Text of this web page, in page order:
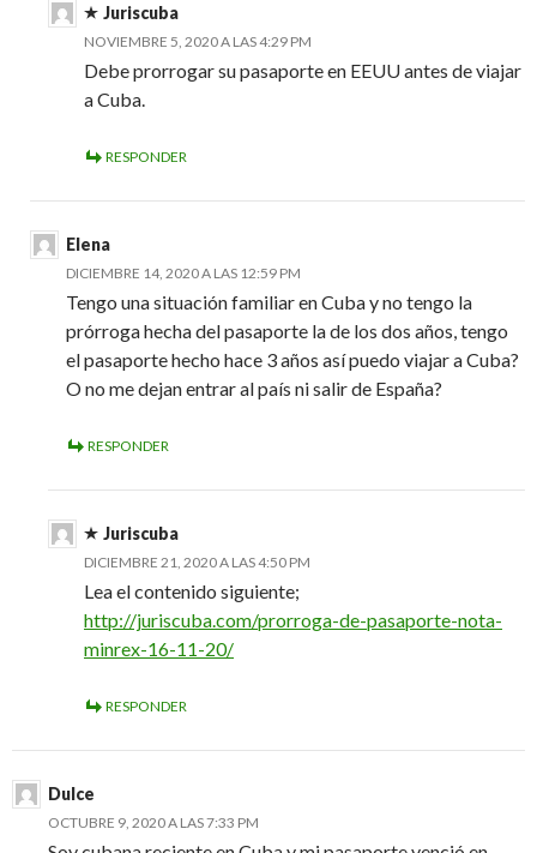
Juriscuba
NOVIEMBRE 5, 2020 A LAS 4:29 PM
Debe prorrogar su pasaporte en EEUU antes de viajar
a Cuba.
RESPONDER
Elena
DICIEMBRE 14, 2020 A LAS 12:59 PM
Tengo una situación familiar en Cuba y no tengo la
prórroga hecha del pasaporte la de los dos años, tengo
el pasaporte hecho hace 3 años así puedo viajar a Cuba?
O no me dejan entrar al país ni salir de España?
RESPONDER
Juriscuba
DICIEMBRE 21, 2020 A LAS 4:50 PM
Lea el contenido siguiente;
http://juriscuba.com/prorroga-de-pasaporte-nota-
minrex-16-11-20/
RESPONDER
Dulce
OCTUBRE 9, 2020 A LAS 7:33 PM